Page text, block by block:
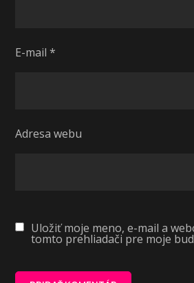
E-mail*
Adresa webu
Uložiť moje meno, e-mail a
tomto prehliadači pre moje